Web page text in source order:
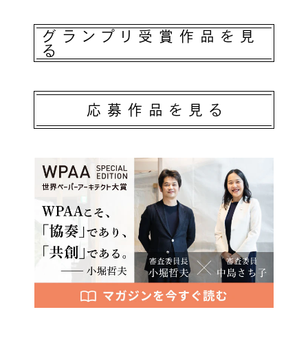
グランプリ受賞作品を見
る
応募作品を見る